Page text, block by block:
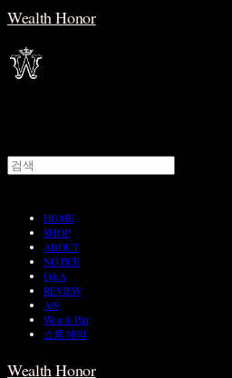
Wealth Honor
HOME
SHOP
ABOUT
NOTICE
Q&A
REVIEW
A/S
Wear & Pair
쇼룸 예약
Wealth Honor